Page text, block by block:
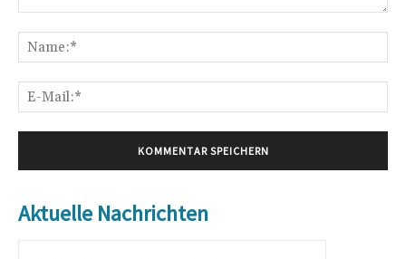
Aktuelle Nachrichten